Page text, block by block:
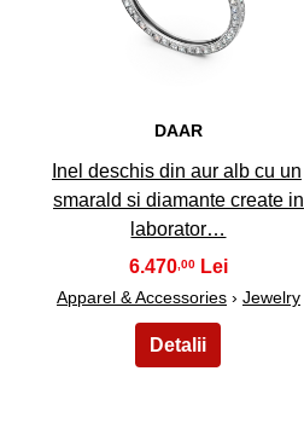
DAAR
Inel deschis din aur alb cu un
smarald si diamante create in
laborator…
6.470,00
Apparel & Accessories› Jewelry